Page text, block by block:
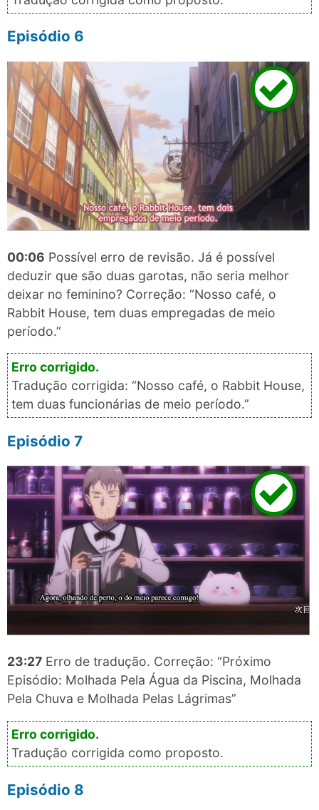
Episódio 6
00:06 Possível erro de revisão. Já é possível
deduzir que são duas garotas, não seria melhor
deixar no feminino? Correção: “Nosso café, o
Rabbit House, tem duas empregadas de meio
período.”
Tradução corrigida: “Nosso café, o Rabbit House,
tem duas funcionárias de meio período.”
Episódio 7
23:27 Erro de tradução. Correção: “Próximo
Episódio: Molhada Pela Água da Piscina, Molhada
Pela Chuva e Molhada Pelas Lágrimas”
Tradução corrigida como proposto.
Episódio 8